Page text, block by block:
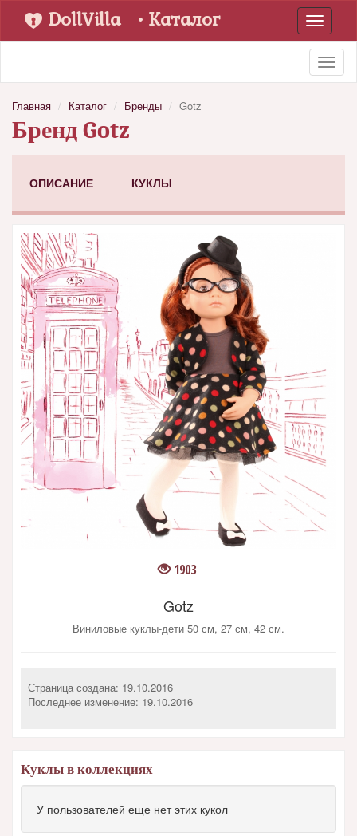
Toggle
DollVilla • Каталог
Главная Каталог Бренды Gotz
Бренд Gotz
ОПИСАНИЕ КУКЛЫ
1903
Gotz
Виниловые куклы-дети 50 см, 27 см, 42 см.
Страница создана: 19.10.2016
Последнее изменение: 19.10.2016
Куклы в коллекциях
У пользователей еще нет этих кукол